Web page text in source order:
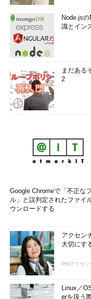
Node.js
識とイン
まだある
2
Google Chromeで「不正な
ル」と誤判定されたファイ
ウンロードする
アクセン
大切にす
PR(アクセン
Linux／
erを扱う